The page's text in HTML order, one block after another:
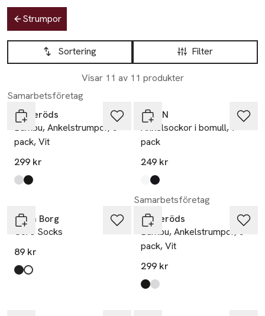
erbjuder både enkla, klassiska färger och diskreta mönster i
mjuka material som håller fötterna bekväma hela dagen.
Oavsett om du söker ett par för träning eller till vardags,
hittar du det perfekta valet här.
Hoppa till produktsidan
Strumpor
Hoppa till produktsidan
Filter
Sortering
Visar 11 av 11 produkter
Lista över produkter
Samarbetsföretag
Resteröds
Bambu, Ankelstrumpor, 5-
pack, Vit
299 kr
Produkten finns i färgerna:
white
black
Å MAN
Ankelsockor i bomull, 7-
pack
249 kr
Produkten finns i färgerna:
White
Black
Björn Borg
Core Socks
89 kr
Produkten finns i färgerna:
Black
White
Samarbetsföretag
Resteröds
Bambu, Ankelstrumpor, 5-
pack, Vit
299 kr
Produkten finns i färgerna:
black
white